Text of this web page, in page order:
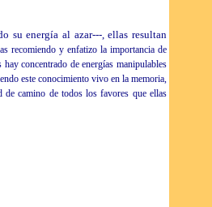
su energía al azar---, ellas resultan
recomiendo y enfatizo la importancia de
concentrado de energías manipulables
este conocimiento vivo en la memoria,
de camino de todos los favores que ellas